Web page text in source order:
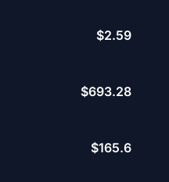
$2.59
$693.28
$165.6